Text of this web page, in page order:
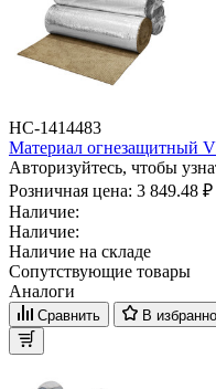
НС-1414483
Материал огнезащитный
Авторизуйтесь, чтобы
Розничная цена: 3 849.48 ₽
Наличие:
Наличие:
Наличие на складе
Сопутствующие товары
Аналоги
Сравнить В